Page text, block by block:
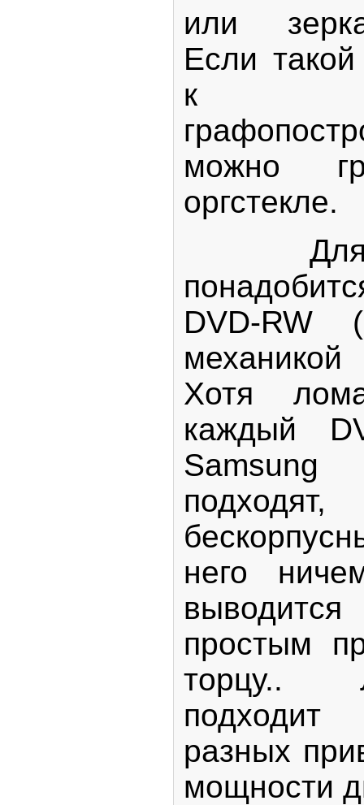
или
Если
к
можно
оргстекле.
Для
DVD-RW
Хотя
каждый
него
простым
торцу..
разных
мощности